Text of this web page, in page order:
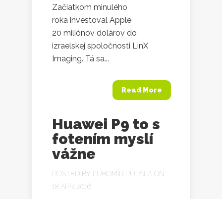
Začiatkom minulého
roka investoval Apple
20 miliónov dolárov do
izraelskej spoločnosti LinX
Imaging. Tá sa...
Read More
Huawei P9 to s
fotením myslí
vážne
POSTED BY ĽUBOMÍR PÚPALA ON
18 APR, 2016